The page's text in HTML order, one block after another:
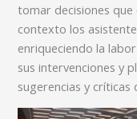
tomar decisiones que
contexto los
enriqueciendo la
sus intervenciones y
sugerencias y